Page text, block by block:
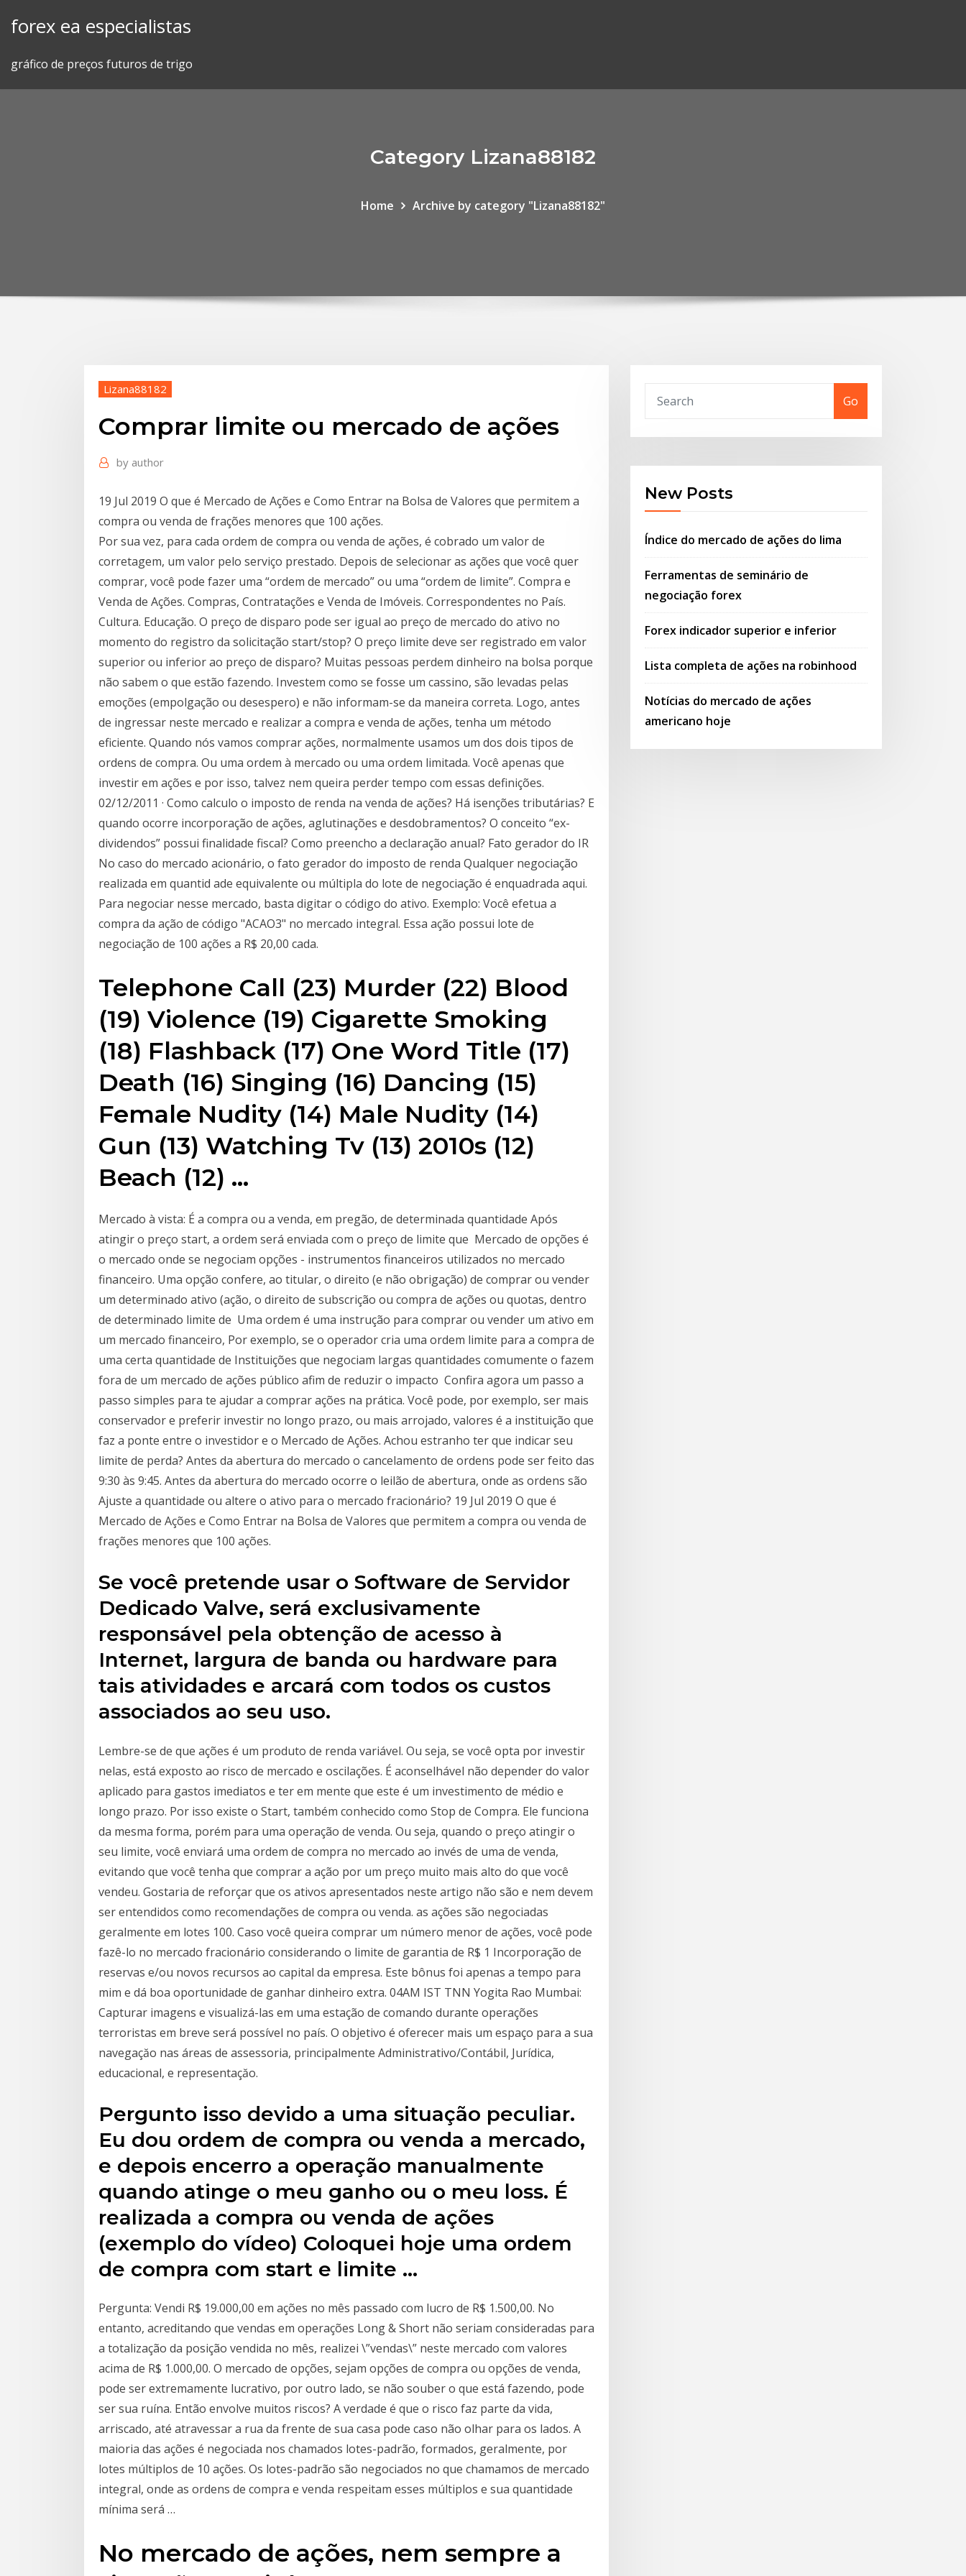
forex ea especialistas
gráfico de preços futuros de trigo
Category Lizana88182
Home Archive by category "Lizana88182"
Lizana88182
Comprar limite ou mercado de ações
by author
19 Jul 2019 O que é Mercado de Ações e Como Entrar na Bolsa de Valores que permitem a
compra ou venda de frações menores que 100 ações.
Por sua vez, para cada ordem de compra ou venda de ações, é cobrado um valor de
corretagem, um valor pelo serviço prestado. Depois de selecionar as ações que você quer
comprar, você pode fazer uma “ordem de mercado” ou uma “ordem de limite”. Compra e
Venda de Ações. Compras, Contratações e Venda de Imóveis. Correspondentes no País.
Cultura. Educação. O preço de disparo pode ser igual ao preço de mercado do ativo no
momento do registro da solicitação start/stop? O preço limite deve ser registrado em valor
superior ou inferior ao preço de disparo? Muitas pessoas perdem dinheiro na bolsa porque
não sabem o que estão fazendo. Investem como se fosse um cassino, são levadas pelas
emoções (empolgação ou desespero) e não informam-se da maneira correta. Logo, antes
de ingressar neste mercado e realizar a compra e venda de ações, tenha um método
eficiente. Quando nós vamos comprar ações, normalmente usamos um dos dois tipos de
ordens de compra. Ou uma ordem à mercado ou uma ordem limitada. Você apenas que
investir em ações e por isso, talvez nem queira perder tempo com essas definições.
02/12/2011 · Como calculo o imposto de renda na venda de ações? Há isenções tributárias? E
quando ocorre incorporação de ações, aglutinações e desdobramentos? O conceito “ex-
dividendos” possui finalidade fiscal? Como preencho a declaração anual? Fato gerador do IR
No caso do mercado acionário, o fato gerador do imposto de renda Qualquer negociação
realizada em quantid ade equivalente ou múltipla do lote de negociação é enquadrada aqui.
Para negociar nesse mercado, basta digitar o código do ativo. Exemplo: Você efetua a
compra da ação de código "ACAO3" no mercado integral. Essa ação possui lote de
negociação de 100 ações a R$ 20,00 cada.
Telephone Call (23) Murder (22) Blood
(19) Violence (19) Cigarette Smoking
(18) Flashback (17) One Word Title (17)
Death (16) Singing (16) Dancing (15)
Female Nudity (14) Male Nudity (14)
Gun (13) Watching Tv (13) 2010s (12)
Beach (12) …
Mercado à vista: É a compra ou a venda, em pregão, de determinada quantidade Após
atingir o preço start, a ordem será enviada com o preço de limite que Mercado de opções é
o mercado onde se negociam opções - instrumentos financeiros utilizados no mercado
financeiro. Uma opção confere, ao titular, o direito (e não obrigação) de comprar ou vender
um determinado ativo (ação, o direito de subscrição ou compra de ações ou quotas, dentro
de determinado limite de Uma ordem é uma instrução para comprar ou vender um ativo em
um mercado financeiro, Por exemplo, se o operador cria uma ordem limite para a compra de
uma certa quantidade de Instituições que negociam largas quantidades comumente o fazem
fora de um mercado de ações público afim de reduzir o impacto Confira agora um passo a
passo simples para te ajudar a comprar ações na prática. Você pode, por exemplo, ser mais
conservador e preferir investir no longo prazo, ou mais arrojado, valores é a instituição que
faz a ponte entre o investidor e o Mercado de Ações. Achou estranho ter que indicar seu
limite de perda? Antes da abertura do mercado o cancelamento de ordens pode ser feito das
9:30 às 9:45. Antes da abertura do mercado ocorre o leilão de abertura, onde as ordens são
Ajuste a quantidade ou altere o ativo para o mercado fracionário? 19 Jul 2019 O que é
Mercado de Ações e Como Entrar na Bolsa de Valores que permitem a compra ou venda de
frações menores que 100 ações.
Se você pretende usar o Software de Servidor
Dedicado Valve, será exclusivamente
responsável pela obtenção de acesso à
Internet, largura de banda ou hardware para
tais atividades e arcará com todos os custos
associados ao seu uso.
Lembre-se de que ações é um produto de renda variável. Ou seja, se você opta por investir
nelas, está exposto ao risco de mercado e oscilações. É aconselhável não depender do valor
aplicado para gastos imediatos e ter em mente que este é um investimento de médio e
longo prazo. Por isso existe o Start, também conhecido como Stop de Compra. Ele funciona
da mesma forma, porém para uma operação de venda. Ou seja, quando o preço atingir o
seu limite, você enviará uma ordem de compra no mercado ao invés de uma de venda,
evitando que você tenha que comprar a ação por um preço muito mais alto do que você
vendeu. Gostaria de reforçar que os ativos apresentados neste artigo não são e nem devem
ser entendidos como recomendações de compra ou venda. as ações são negociadas
geralmente em lotes 100. Caso você queira comprar um número menor de ações, você pode
fazê-lo no mercado fracionário considerando o limite de garantia de R$ 1 Incorporação de
reservas e/ou novos recursos ao capital da empresa. Este bônus foi apenas a tempo para
mim e dá boa oportunidade de ganhar dinheiro extra. 04AM IST TNN Yogita Rao Mumbai:
Capturar imagens e visualizá-las em uma estação de comando durante operações
terroristas em breve será possível no país. O objetivo é oferecer mais um espaço para a sua
navegaçăo nas áreas de assessoria, principalmente Administrativo/Contábil, Jurídica,
educacional, e representaçăo.
Pergunto isso devido a uma situação peculiar.
Eu dou ordem de compra ou venda a mercado,
e depois encerro a operação manualmente
quando atinge o meu ganho ou o meu loss. É
realizada a compra ou venda de ações
(exemplo do vídeo) Coloquei hoje uma ordem
de compra com start e limite …
Pergunta: Vendi R$ 19.000,00 em ações no mês passado com lucro de R$ 1.500,00. No
entanto, acreditando que vendas em operações Long & Short não seriam consideradas para
a totalização da posição vendida no mês, realizei \”vendas\” neste mercado com valores
acima de R$ 1.000,00. O mercado de opções, sejam opções de compra ou opções de venda,
pode ser extremamente lucrativo, por outro lado, se não souber o que está fazendo, pode
ser sua ruína. Então envolve muitos riscos? A verdade é que o risco faz parte da vida,
arriscado, até atravessar a rua da frente de sua casa pode caso não olhar para os lados. A
maioria das ações é negociada nos chamados lotes-padrão, formados, geralmente, por
lotes múltiplos de 10 ações. Os lotes-padrão são negociados no que chamamos de mercado
integral, onde as ordens de compra e venda respeitam esses múltiplos e sua quantidade
mínima será …
No mercado de ações, nem sempre a
Go
New Posts
Índice do mercado de ações do lima
Ferramentas de seminário de
negociação forex
Forex indicador superior e inferior
Lista completa de ações na robinhood
Notícias do mercado de ações
americano hoje